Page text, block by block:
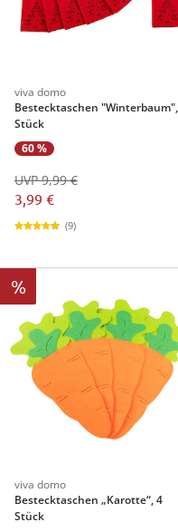
viva domo
Bestecktaschen
Stück
60 %
3,99 €
UVP 9,99 €
(9)
%
viva domo
Bestecktaschen „Karotte“, 4
Stück